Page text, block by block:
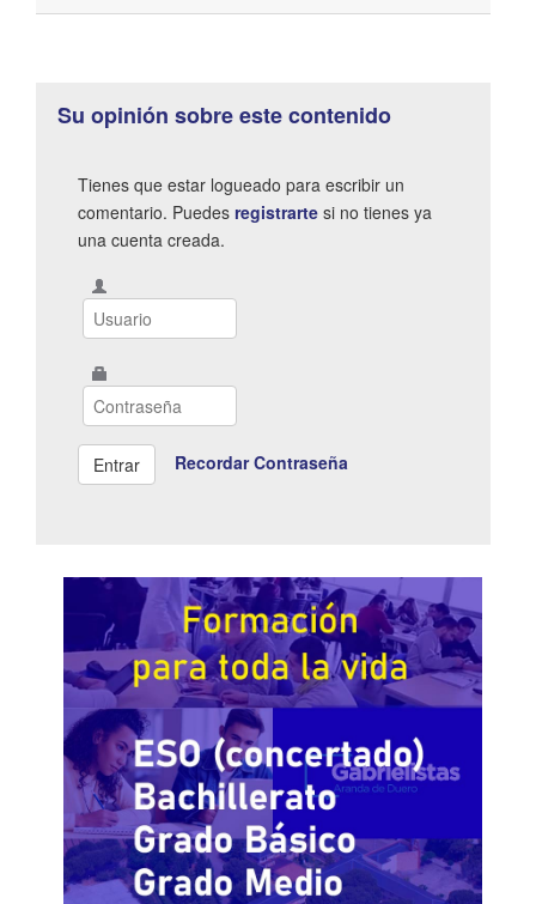
Su opinión sobre este contenido
Tienes que estar logueado para escribir un
comentario. Puedes registrarte si no tienes ya
una cuenta creada.
Recordar Contraseña